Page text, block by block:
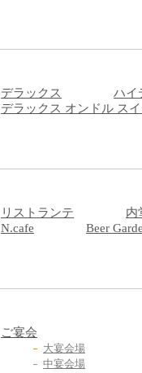
デラックス ハイ
デラックス オンドル スイ
リストランテ 内
N.cafe
Beer
ご宴会
大宴会場
中宴会場